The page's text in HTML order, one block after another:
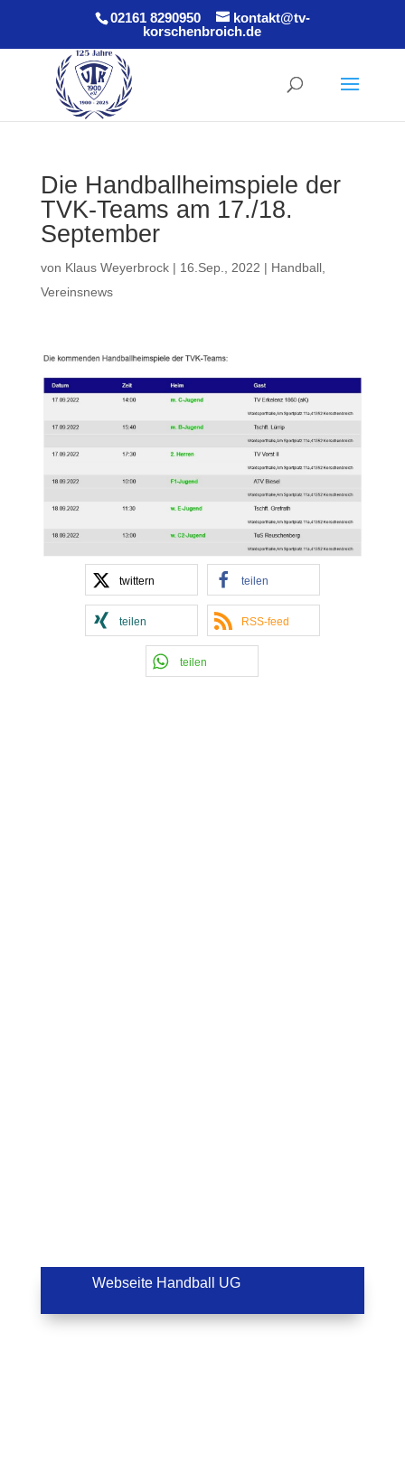
02161 8290950
kontakt@tv-
korschenbroich.de
Die Handballheimspiele der
TVK-Teams am 17./18.
September
von Klaus Weyerbrock| 16.Sep., 2022 | Handball,
Vereinsnews
twittern teilen
teilen RSS-feed
teilen
Webseite Handball UG